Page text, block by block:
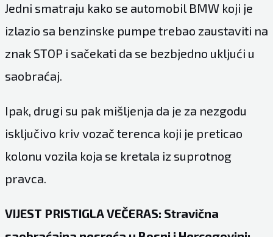
Jedni smatraju kako se automobil BMW koji je
izlazio sa benzinske pumpe trebao zaustaviti na
znak STOP i sačekati da se bezbjedno ukljući u
saobraćaj.
Ipak, drugi su pak mišljenja da je za nezgodu
isključivo kriv vozač terenca koji je preticao
kolonu vozila koja se kretala iz suprotnog
pravca.
VIJEST PRISTIGLA VEČERAS: Stravična